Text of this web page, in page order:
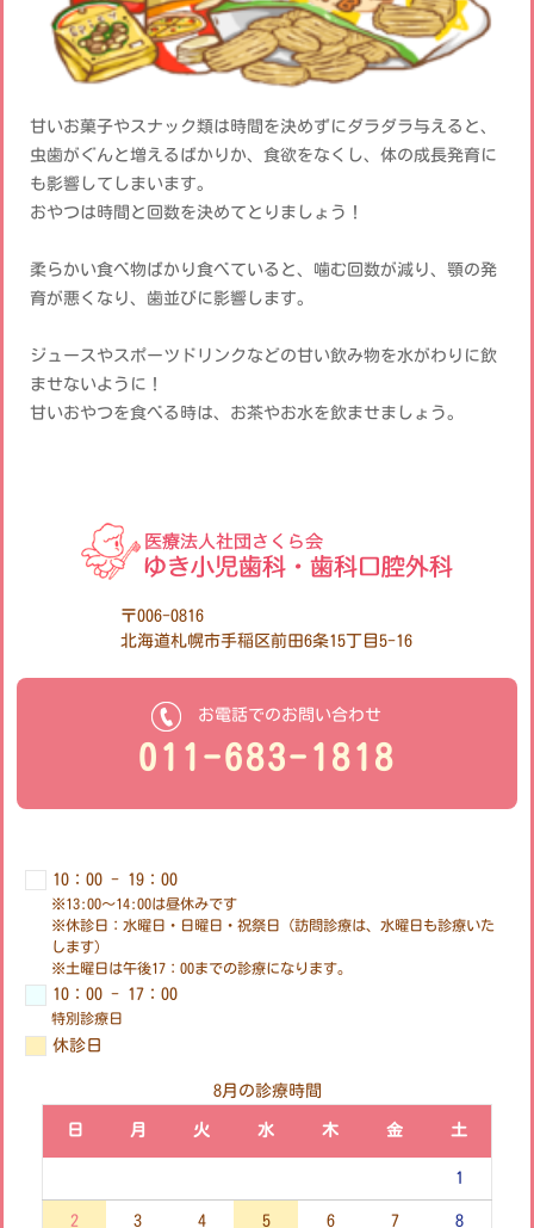
甘いお菓子やスナック類は時間を決めずにダラダラ与えると、
虫歯がぐんと増えるばかりか、食欲をなくし、体の成長発育に
も影響してしまいます。
おやつは時間と回数を決めてとりましょう！
柔らかい食べ物ばかり食べていると、噛む回数が減り、顎の発
育が悪くなり、歯並びに影響します。
ジュースやスポーツドリンクなどの甘い飲み物を水がわりに飲
ませないように！
甘いおやつを食べる時は、お茶やお水を飲ませましょう。
〒006-0816
北海道札幌市手稲区前田6条15丁目5-16
お電話でのお問い合わせ
011-683-1818
10：00 - 19：00
※13:00～14:00は昼休みです
※休診日：水曜日・日曜日・祝祭日（訪問診療は、水曜日も診療いた
します）
※土曜日は午後17：00までの診療になります。
10：00 - 17：00
特別診療日
休診日
8月の診療時間
日 月 火 水 木 金 土
1
2 3 4 5 6 7 8